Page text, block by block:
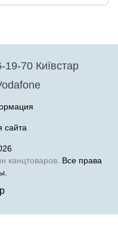
19-70 Київстар
сайта
канцтоваров. Все права